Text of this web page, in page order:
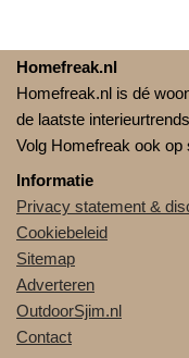
Homefreak.nl
Homefreak.nl is dé
de laatste
Volg Homefreak ook op
Informatie
Privacy statement &
Cookiebeleid
Sitemap
Adverteren
OutdoorSjim.nl
Contact